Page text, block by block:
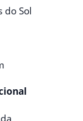
do Sol